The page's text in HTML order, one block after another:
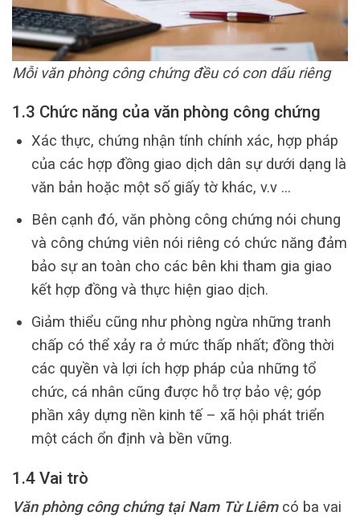
Mỗi văn phòng công chứng đều có con dấu riêng
1.3 Chức năng của văn phòng công chứng
Xác thực, chứng nhận tính chính xác, hợp pháp
của các hợp đồng giao dịch dân sự dưới dạng là
văn bản hoặc một số giấy tờ khác, v.v …
Bên cạnh đó, văn phòng công chứng nói chung
và công chứng viên nói riêng có chức năng đảm
bảo sự an toàn cho các bên khi tham gia giao
kết hợp đồng và thực hiện giao dịch.
Giảm thiểu cũng như phòng ngừa những tranh
chấp có thể xảy ra ở mức thấp nhất; đồng thời
các quyền và lợi ích hợp pháp của những tổ
chức, cá nhân cũng được hỗ trợ bảo vệ; góp
phần xây dựng nền kinh tế – xã hội phát triển
một cách ổn định và bền vững.
1.4 Vai trò
Văn phòng công chứng tại Nam Từ Liêmcó ba vai